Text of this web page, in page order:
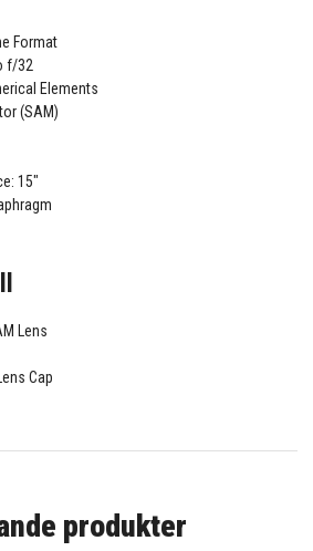
Format
f/32
Elements
(SAM)
15"
Lens
Cap
produkter